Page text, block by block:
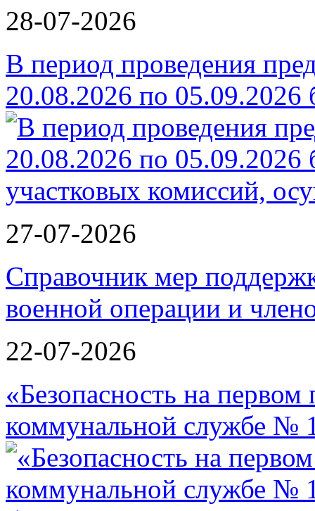
28-07-2026
В период проведения
20.08.2026 по 05.09.2026
27-07-2026
Справочник мер
военной операции и
22-07-2026
«Безопасность на
коммунальной службе №